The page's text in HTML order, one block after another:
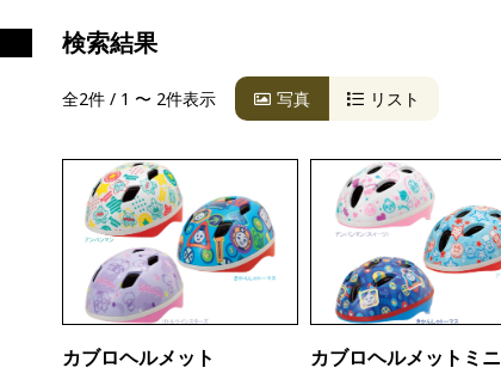
検索結果
全2件 / 1 〜 2件表示 写真 リスト
カブロヘルメット カブロヘルメットミニ